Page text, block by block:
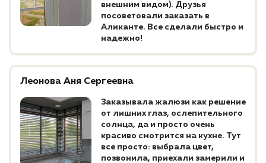
внешним видом). Друзья
посоветовали заказать в
Аликанте. Все сделали быстро и
надежно!
Леонова Аня Сергеевна
Заказывала жалюзи как решение
от лишних глаз, ослепительного
солнца, да и просто очень
красиво смотрится на кухне. Тут
все просто: выбрала цвет,
позвонила, приехали замерили и